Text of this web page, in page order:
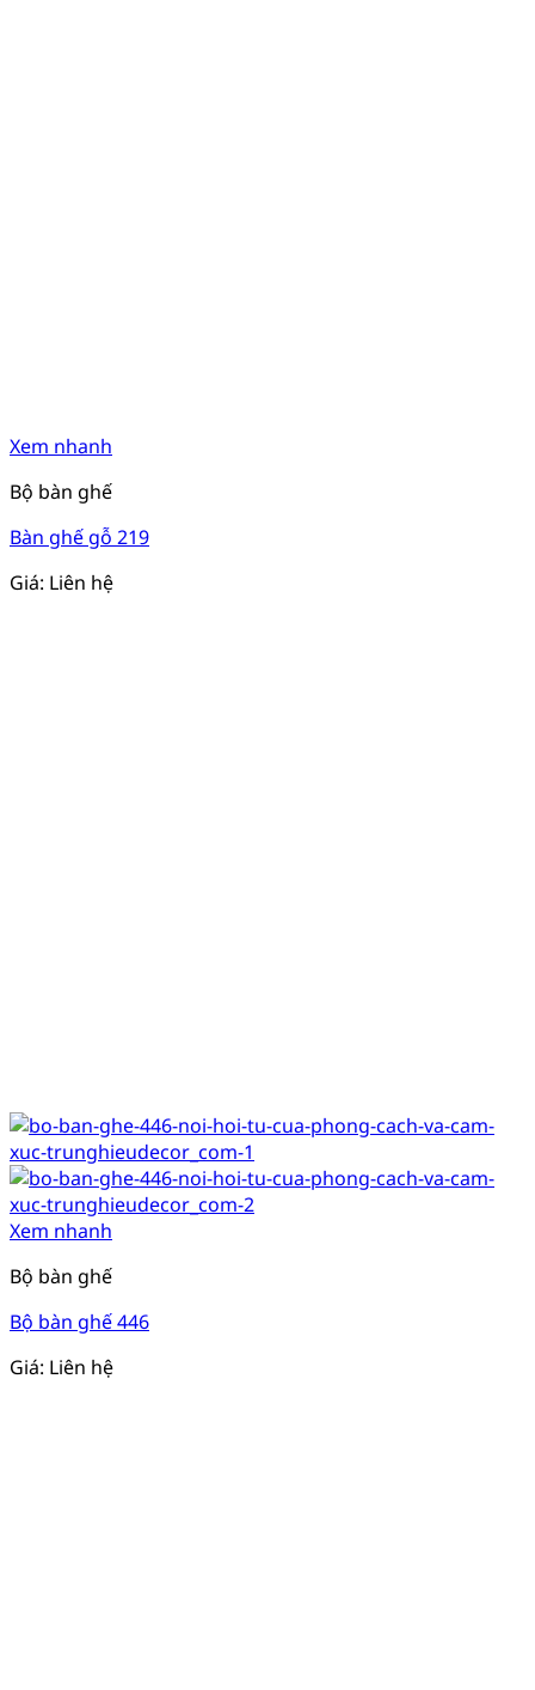
Xem nhanh
Bộ bàn ghế
Bàn ghế gỗ 219
Giá: Liên hệ
Xem nhanh
Bộ bàn ghế
Bộ bàn ghế 446
Giá: Liên hệ